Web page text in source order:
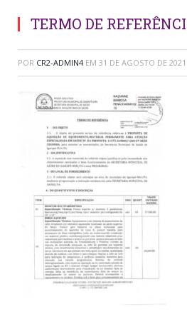
TERMO DE
POR CR2-ADMIN4 EM 31 DE AGOSTO DE 2021